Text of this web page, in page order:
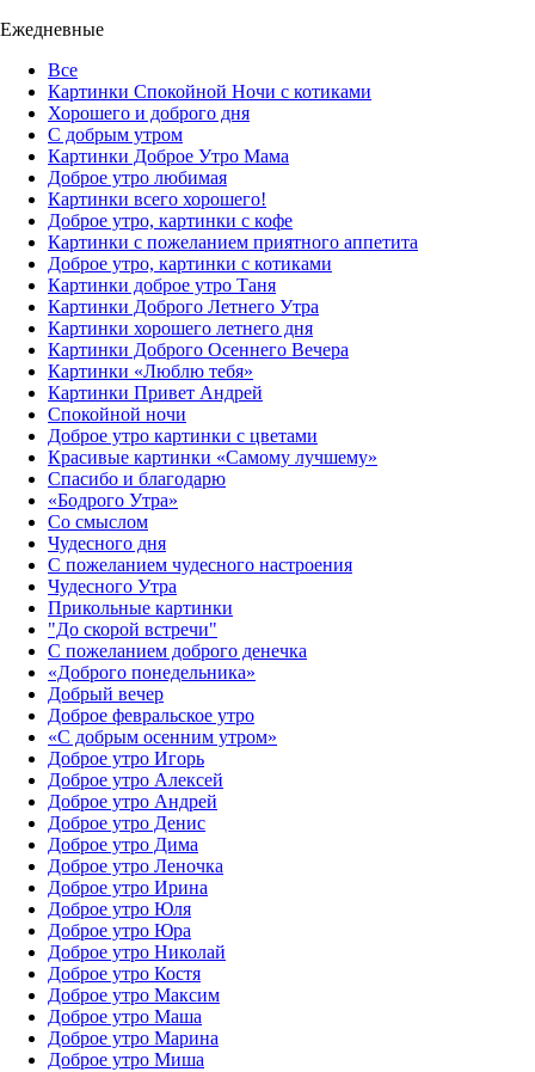
Ежедневные
Все
Картинки Спокойной Ночи с котиками
Хорошего и доброго дня
С добрым утром
Картинки Доброе Утро Мама
Доброе утро любимая
Картинки всего хорошего!
Доброе утро, картинки с кофе
Картинки с пожеланием приятного аппетита
Доброе утро, картинки с котиками
Картинки доброе утро Таня
Картинки Доброго Летнего Утра
Картинки хорошего летнего дня
Картинки Доброго Осеннего Вечера
Картинки «Люблю тебя»
Картинки Привет Андрей
Спокойной ночи
Доброе утро картинки с цветами
Красивые картинки «Самому лучшему»
Спасибо и благодарю
«‎Бодрого Утра»‎
Со смыслом
Чудесного дня
С пожеланием чудесного настроения
Чудесного Утра
Прикольные картинки
"До скорой встречи"
С пожеланием доброго денечка
«Доброго понедельника»‎
Добрый вечер
Доброе февральское утро
«С добрым осенним утром»‎
Доброе утро Игорь
Доброе утро Алексей
Доброе утро Андрей
Доброе утро Денис
Доброе утро Дима
Доброе утро Леночка
Доброе утро Ирина
Доброе утро Юля
Доброе утро Юра
Доброе утро Николай
Доброе утро Костя
Доброе утро Максим
Доброе утро Маша
Доброе утро Марина
Доброе утро Миша